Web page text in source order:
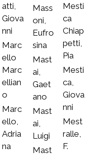
atti,
Giova
nni
Marc
ello
Marc
ellian
o
Marc
ello,
Adria
na
Mass
oni,
Eufro
sina
Mast
ai,
Gaet
ano
Mast
ai,
Luigi
Mast
Mesti
ca
Chiap
petti,
Pia
Mesti
ca,
Giova
nni
Mest
ralle,
F.